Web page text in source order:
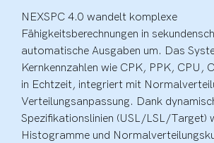
NEXSPC 4.0 wandelt komplexe
Fähigkeitsberechnungen in
automatische Ausgaben um. Das
Kernkennzahlen wie CPK, PPK, CPU,
in Echtzeit, integriert mit
Verteilungsanpassung. Dank
Spezifikationslinien (USL/LSL/Target)
Histogramme und